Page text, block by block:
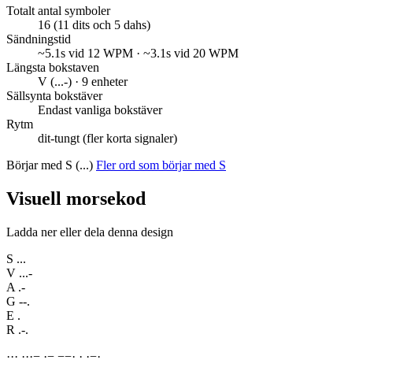
Totalt antal symboler
16 (11 dits och 5 dahs)
Sändningstid
~5.1s vid 12 WPM · ~3.1s vid 20 WPM
Längsta bokstaven
V (...-) · 9 enheter
Sällsynta bokstäver
Endast vanliga bokstäver
Rytm
dit-tungt (fler korta signaler)
Börjar med S (...) Fler ord som börjar med S
Visuell morsekod
Ladda ner eller dela denna design
S ...
V ...-
A .-
G --.
E .
R .-.
··· ···− ·− −−· · ·−·